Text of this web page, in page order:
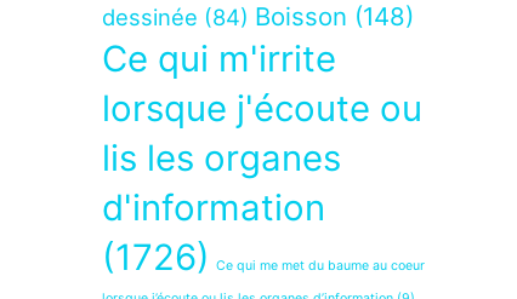
dessinée (84) Boisson (148)
Ce qui m'irrite
lorsque j'écoute ou
lis les organes
d'information
(1726)
Ce qui me met du baume au coeur